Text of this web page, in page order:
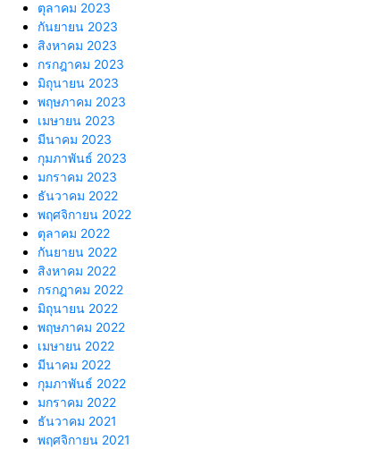
ตุลาคม 2023
กันยายน 2023
สิงหาคม 2023
กรกฎาคม 2023
มิถุนายน 2023
พฤษภาคม 2023
เมษายน 2023
มีนาคม 2023
กุมภาพันธ์ 2023
มกราคม 2023
ธันวาคม 2022
พฤศจิกายน 2022
ตุลาคม 2022
กันยายน 2022
สิงหาคม 2022
กรกฎาคม 2022
มิถุนายน 2022
พฤษภาคม 2022
เมษายน 2022
มีนาคม 2022
กุมภาพันธ์ 2022
มกราคม 2022
ธันวาคม 2021
พฤศจิกายน 2021